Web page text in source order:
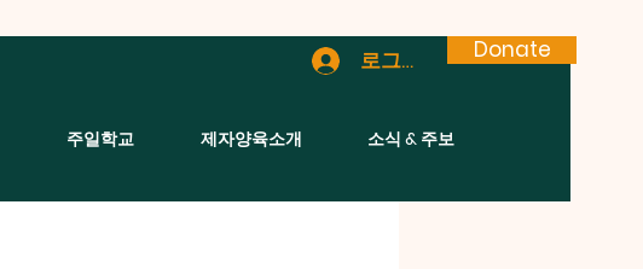
로그인 Donate
주일학교 제자양육소개 소식 & 주보